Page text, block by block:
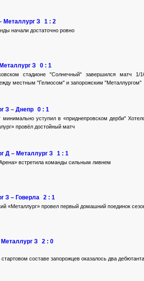
Металлург З 1 : 2
начали достаточно ровно
З 0 : 1
стадионе "Солнечный" завершился матч 1/
местным "Гелиосом" и запорожским "Металлургом"
З – Днепр 0 : 1
минимально уступил в «приднепровском дерби"
провёл достойный матч
Д – Металлург З 1 : 1
встретила команды сильным ливнем
З – Говерла 2 : 1
«Металлург» провел первый домашний поединок
З 2 : 0
составе запорожцев оказалось два